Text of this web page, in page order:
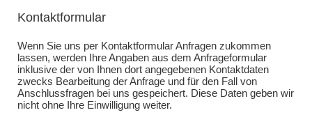
Kontaktformular
Wenn Sie uns per Kontaktformular Anfragen zukommen
lassen, werden Ihre Angaben aus dem Anfrageformular
inklusive der von Ihnen dort angegebenen Kontaktdaten
zwecks Bearbeitung der Anfrage und für den Fall von
Anschlussfragen bei uns gespeichert. Diese Daten geben wir
nicht ohne Ihre Einwilligung weiter.